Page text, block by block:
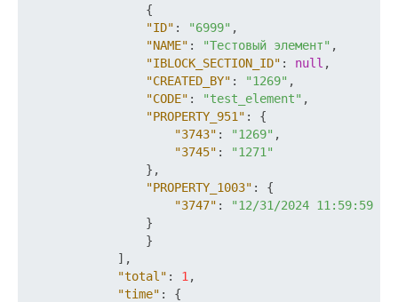
{
"ID" : "6999" ,
"NAME" : "Тестовый элемент" ,
"IBLOCK_SECTION_ID" : null ,
"CREATED_BY" : "1269" ,
"CODE" : "test_element" ,
"PROPERTY_951" :
{
"3743" : "1269" ,
"3745" :
"1271"
} ,
"PROPERTY_1003" :
{
"3747" :
"12/31/2024 11:59:59
}
}
] ,
"total" : 1 ,
"time" :
{